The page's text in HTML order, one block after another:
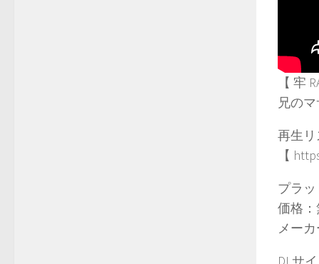
【 牢
兄の
再生リ
【
プラッ
価格
メー